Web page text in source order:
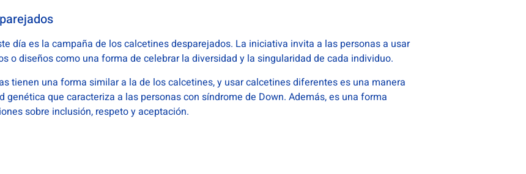
día es la campaña de los calcetines desparejados. La iniciativa invita a las personas a usar
o diseños como una forma de celebrar la diversidad y la singularidad de cada individuo.
tienen una forma similar a la de los calcetines, y usar calcetines diferentes es una manera
que caracteriza a las personas con síndrome de Down. Además, es una forma
sobre inclusión, respeto y aceptación.